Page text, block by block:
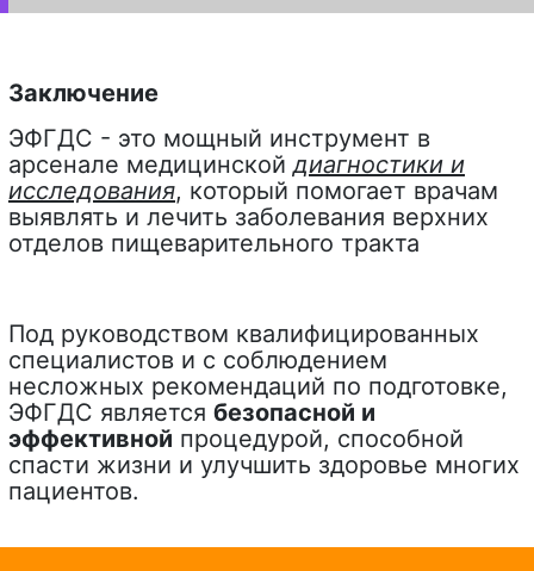
Заключение
ЭФГДС - это мощный инструмент в
арсенале медицинскойдиагностики и
исследования, который помогает врачам
выявлять и лечить заболевания верхних
отделов пищеварительного тракта
Под руководством квалифицированных
специалистов и с соблюдением
несложных рекомендаций по подготовке,
ЭФГДС является безопасной и
эффективной процедурой, способной
спасти жизни и улучшить здоровье многих
пациентов.